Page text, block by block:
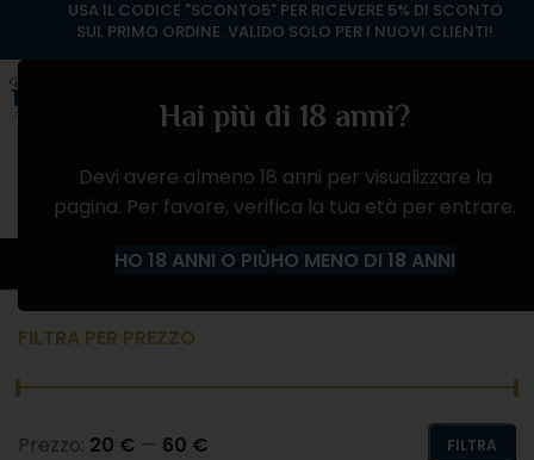
Hai più di 18 anni?
Devi avere almeno 18 anni per visualizzare la
pagina. Per favore, verifica la tua età per entrare.
HO 18 ANNI O PIÙHO MENO DI 18 ANNI
TEQUILA
FILTRA PER PREZZO
FILTRA
Prezzo: 20 € — 60 €
USA IL CODICE "SCONTO5" PER RICEVERE 5% DI SCONTO
SUL PRIMO ORDINE. VALIDO SOLO PER I NUOVI CLIENTI!